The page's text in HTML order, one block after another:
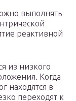
выполнять
реактивной
из низкого
Когда
находятся в
переходят к